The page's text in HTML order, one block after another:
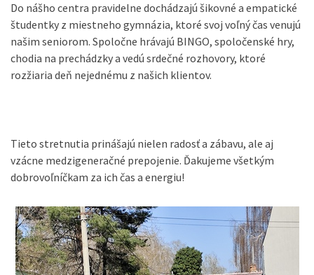
Do nášho centra pravidelne dochádzajú šikovné a empatické
študentky z miestneho gymnázia, ktoré svoj voľný čas venujú
našim seniorom. Spoločne hrávajú BINGO, spoločenské hry,
chodia na prechádzky a vedú srdečné rozhovory, ktoré
rozžiaria deň nejednému z našich klientov.
Tieto stretnutia prinášajú nielen radosť a zábavu, ale aj
vzácne medzigeneračné prepojenie. Ďakujeme všetkým
dobrovoľníčkam za ich čas a energiu!